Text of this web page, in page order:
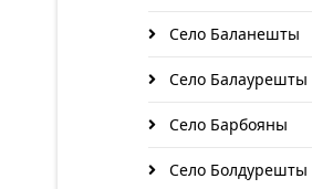
Село Баланешты
Село Балаурешты
Село Барбояны
Село Болдурешты